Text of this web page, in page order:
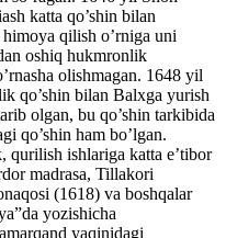
katta qo’shin bilan
qilish o’rniga uni
oshiq hukmronlik
olishmagan. 1648 yil
qo’shin bilan Balxga yurish
olgan, bu qo’shin tarkibida
qo’shin ham bo’lgan.
qurilish ishlariga katta e’tibor
madrasa, Tillakori
(1618) va boshqalar
yozishicha
yaqinidagi